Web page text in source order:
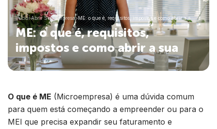
Início>Abrir Sua Empresa>ME: o que é, requisitos, impostos e como abrir a s…
ME: o que é, requisitos,
impostos e como abrir a sua
O que é ME (Microempresa) é uma dúvida comum
para quem está começando a empreender ou para o
MEI que precisa expandir seu faturamento e